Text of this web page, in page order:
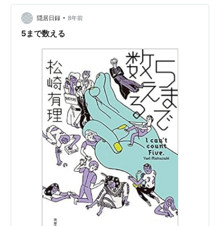
かなと思うくらいだ。でもあの時間はたしかにあった。
7つの物語で構成されている。それぞれのストーリーが最
後につながっ…
隠居日録 • 8年前
5まで数える